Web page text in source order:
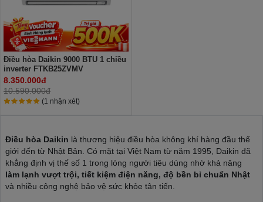
Điều hòa Daikin 9000 BTU 1 chiều
inverter FTKB25ZVMV
8.350.000đ
10.590.000đ
(1 nhận xét)
Điều hòa Daikin là thương hiệu điều hòa không khí hàng đầu thế
giới đến từ Nhật Bản. Có mặt tại Việt Nam từ năm 1995, Daikin đã
khẳng định vị thế số 1 trong lòng người tiêu dùng nhờ khả năng
làm lạnh vượt trội, tiết kiệm điện năng, độ bền bỉ chuẩn Nhật
và nhiều công nghệ bảo vệ sức khỏe tân tiến.